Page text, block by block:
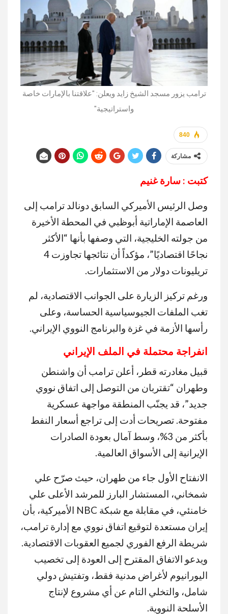
ترامب يزور مسجد الشيخ زايد ويعلن: "علاقتنا بالإمارات خاصة
واستراتيجية"
840
مشاركة
كتبت : سارة غنيم
وصل الرئيس الأميركي السابق دونالد ترامب إلى
العاصمة الإماراتية أبوظبي في المحطة الأخيرة
من جولته الخليجية، التي وصفها بأنها “الأكثر
نجاحًا اقتصاديًا”، مؤكداً أن نتائجها تجاوزت 4
تريليونات دولار من الاستثمارات.
ورغم تركيز الزيارة على الجوانب الاقتصادية، لم
تغب الملفات الجيوسياسية الحساسة، وعلى
رأسها الأزمة في غزة والبرنامج النووي الإيراني.
انفراجة محتملة في الملف الإيراني
قبيل مغادرته قطر، أعلن ترامب أن واشنطن
وطهران “تقتربان من التوصل إلى اتفاق نووي
جديد”، قد يجنّب المنطقة مواجهة عسكرية
مفتوحة. تصريحات أدت إلى تراجع أسعار النفط
بأكثر من 3%، وسط آمال بعودة الصادرات
الإيرانية إلى الأسواق العالمية.
الانفتاح الأول جاء من طهران، حيث صرّح علي
شمخاني، المستشار البارز للمرشد الأعلى علي
خامنئي، في مقابلة مع شبكة NBC الأميركية، بأن
إيران مستعدة لتوقيع اتفاق نووي مع إدارة ترامب،
شريطة الرفع الفوري لجميع العقوبات الاقتصادية.
ويدعو الاتفاق المقترح إلى العودة إلى تخصيب
اليورانيوم لأغراض مدنية فقط، وتفتيش دولي
شامل، والتخلي التام عن أي مشروع لإنتاج
الأسلحة النووية.